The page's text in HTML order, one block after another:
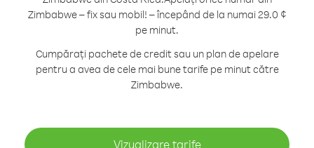
Zimbabwe – fix sau mobil! – începând de la numai 29.0 ¢
pe minut.
Cumpărați pachete de credit sau un plan de apelare
pentru a avea de cele mai bune tarife pe minut către
Zimbabwe.
Vizualizare tarife